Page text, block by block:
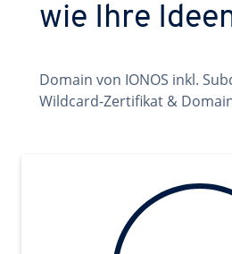
wie Ihre
Domain von IONOS inkl.
Wildcard-Zertifikat &